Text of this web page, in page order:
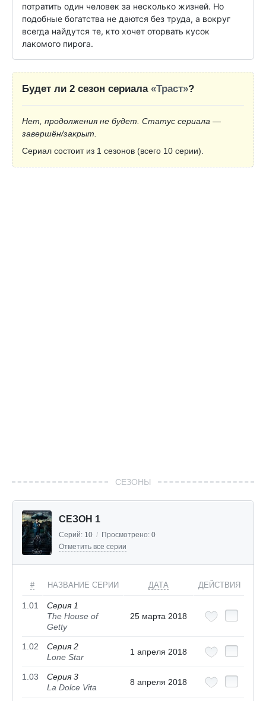
потратить один человек за несколько жизней. Но
подобные богатства не даются без труда, а вокруг
всегда найдутся те, кто хочет оторвать кусок
лакомого пирога.
Будет ли 2 сезон сериала «Траст»?
Нет, продолжения не будет. Статус сериала —
завершён/закрыт.
Сериал состоит из 1 сезонов (всего 10 серии).
СЕЗОНЫ
СЕЗОН 1
Серий: 10 / Просмотрено: 0
Отметить все серии
# НАЗВАНИЕ СЕРИИ ДАТА ДЕЙСТВИЯ
1.01
Серия 1
The House of
Getty
25 марта 2018
1.02
Серия 2
Lone Star
1 апреля 2018
1.03
Серия 3
La Dolce Vita
8 апреля 2018